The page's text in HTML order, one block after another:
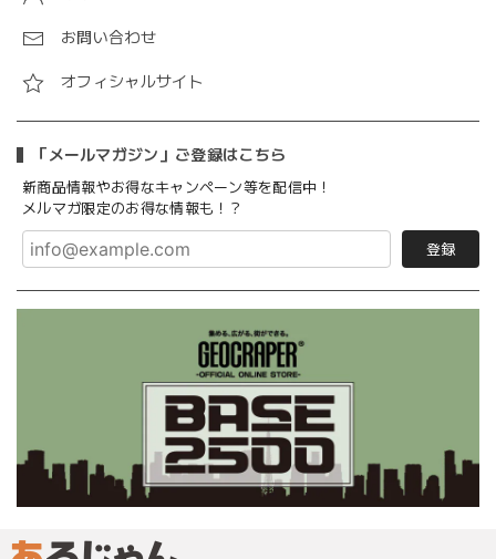
お問い合わせ
オフィシャルサイト
「メールマガジン」ご登録はこちら
新商品情報やお得なキャンペーン等を配信中！
メルマガ限定のお得な情報も！？
登録